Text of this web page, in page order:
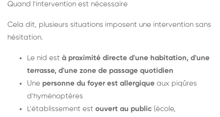
Quand l'intervention est nécessaire
Cela dit, plusieurs situations imposent une intervention sans
hésitation.
Le nid est à proximité directe d'une habitation, d'une
terrasse, d'une zone de passage quotidien
Une personne du foyer est allergique aux piqûres
d'hyménoptères
L'établissement est ouvert au public (école,